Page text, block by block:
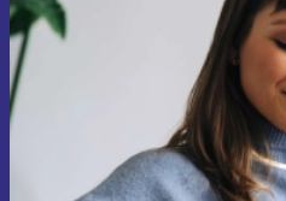
Recevoir
par mail
Ne manquez plus